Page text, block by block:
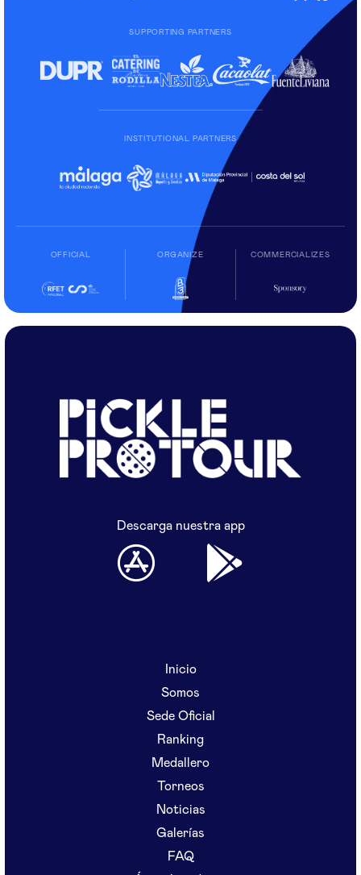
SUPPORTING PARTNERS
INSTITUTIONAL PARTNERS
OFFICIAL ORGANIZE COMMERCIALIZES
Descarga nuestra app
Inicio
Somos
Sede Oficial
Ranking
Medallero
Torneos
Noticias
Galerías
FAQ